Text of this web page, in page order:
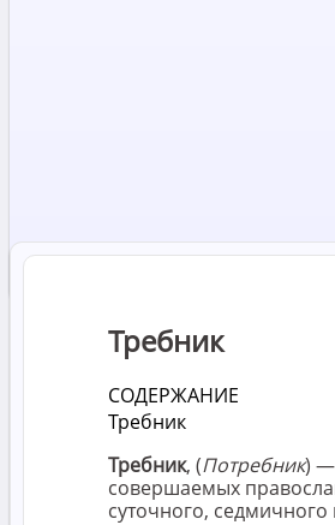
Требник
СОДЕРЖАНИЕ
Требник
Требник, (Потребник) —
совершаемых
суточного, седмичного